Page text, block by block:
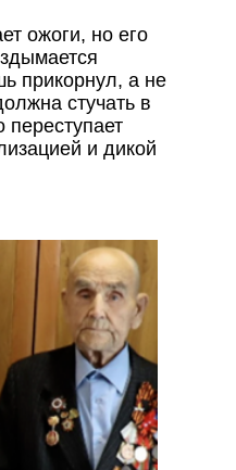
ожоги, но его
прикорнул, а не
стучать в
переступает
и дикой